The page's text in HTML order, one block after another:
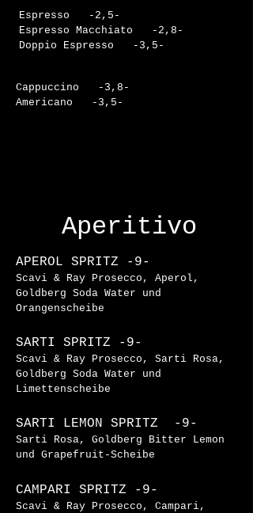
Espresso -2,5-
Espresso Macchiato -2,8-
Doppio Espresso -3,5-
Cappuccino -3,8-
Americano -3,5-
Aperitivo
APEROL SPRITZ -9-
Scavi & Ray Prosecco, Aperol,
Goldberg Soda Water und
Orangenscheibe
SARTI SPRITZ -9-
Scavi & Ray Prosecco, Sarti Rosa,
Goldberg Soda Water und
Limettenscheibe
SARTI LEMON SPRITZ -9-
Sarti Rosa, Goldberg Bitter Lemon
und Grapefruit-Scheibe
CAMPARI SPRITZ -9-
Scavi & Ray Prosecco, Campari,